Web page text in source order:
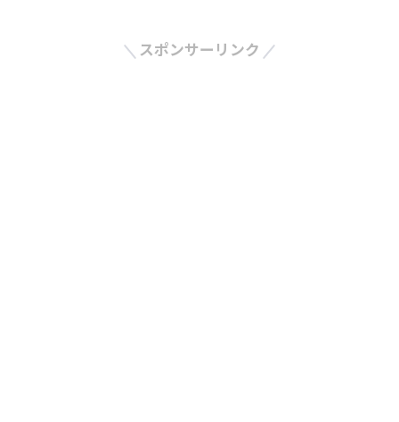
スポンサーリンク